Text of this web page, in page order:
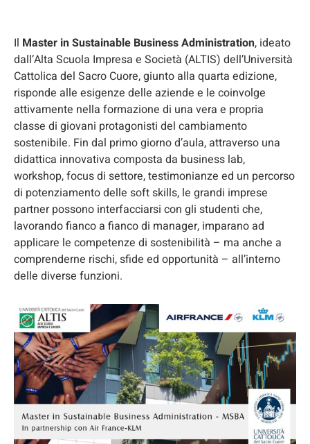
Il Master in Sustainable Business Administration, ideato
dall’Alta Scuola Impresa e Società (ALTIS) dell’Università
Cattolica del Sacro Cuore, giunto alla quarta edizione,
risponde alle esigenze delle aziende e le coinvolge
attivamente nella formazione di una vera e propria
classe di giovani protagonisti del cambiamento
sostenibile. Fin dal primo giorno d’aula, attraverso una
didattica innovativa composta da business lab,
workshop, focus di settore, testimonianze ed un percorso
di potenziamento delle soft skills, le grandi imprese
partner possono interfacciarsi con gli studenti che,
lavorando fianco a fianco di manager, imparano ad
applicare le competenze di sostenibilità – ma anche a
comprenderne rischi, sfide ed opportunità – all’interno
delle diverse funzioni.